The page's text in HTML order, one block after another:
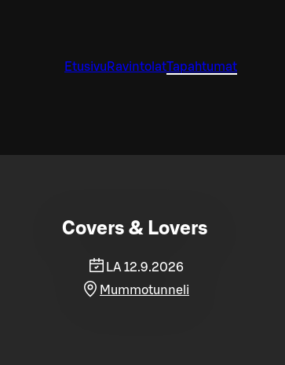
Etusivu RavintolatTapahtumat
Covers & Lovers
LA 12.9.2026
Mummotunneli